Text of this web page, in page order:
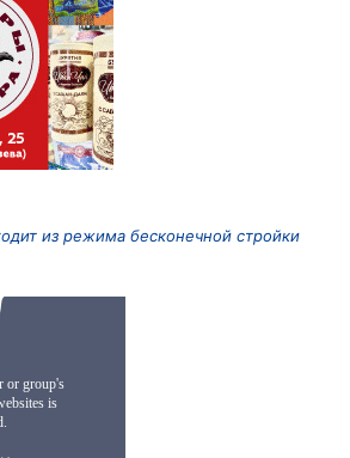
из режима бесконечной стройки